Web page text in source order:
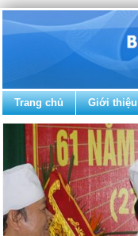
Trang chủ Giới thiệu